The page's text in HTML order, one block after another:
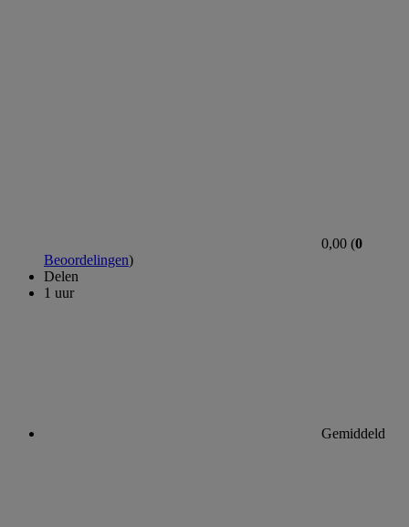
0,00 (0
Beoordelingen)
Delen
1 uur
Gemiddeld